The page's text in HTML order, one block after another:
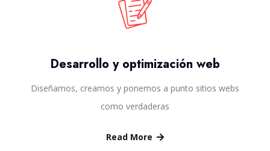
Desarrollo y optimización web
Diseñamos, creamos y ponemos a punto sitios webs
como verdaderas
Read More